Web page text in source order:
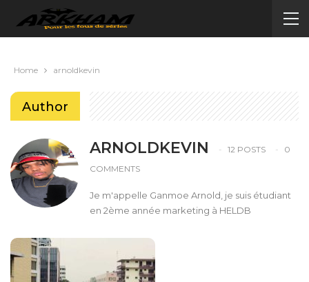
Home arnoldkevin
Author
ARNOLDKEVIN 12 POSTS
0
COMMENTS
Je m'appelle Ganmoe Arnold, je suis étudiant
en 2ème année marketing à HELDB